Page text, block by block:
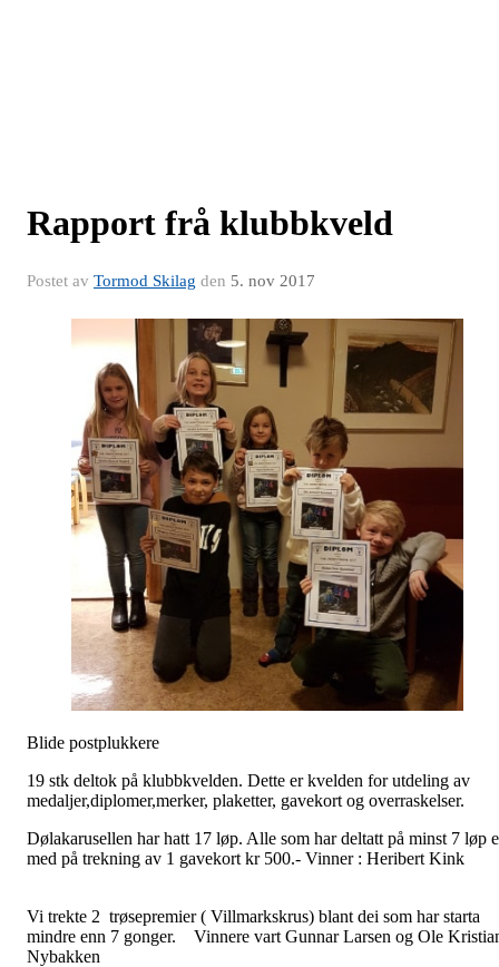
Rapport frå klubbkveld
Postet av Tormod Skilag den 5. nov 2017
Blide postplukkere
19 stk deltok på klubbkvelden. Dette er kvelden for utdeling av
medaljer,diplomer,merker, plaketter, gavekort og overraskelser.
Dølakarusellen har hatt 17 løp. Alle som har deltatt på minst 7 løp
med på trekning av 1 gavekort kr 500.- Vinner : Heribert
Vi trekte 2 trøsepremier ( Villmarkskrus) blant dei som har starta
mindre enn 7 gonger. Vinnere vart Gunnar Larsen og Ole